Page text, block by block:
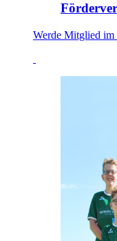
Werde Mitglied